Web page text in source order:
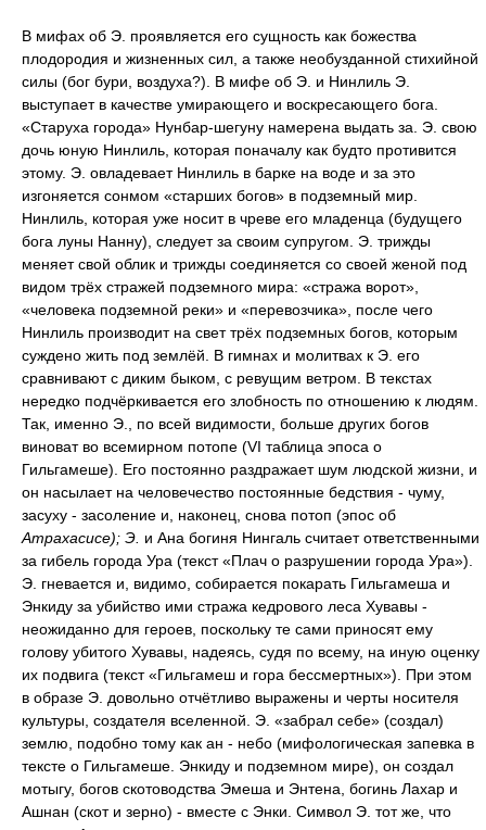
В мифах об Э. проявляется его сущность как божества
плодородия и жизненных сил, а также необузданной стихийной
силы (бог бури, воздуха?). В мифе об Э. и Нинлиль Э.
выступает в качестве умирающего и воскресающего бога.
«Старуха города» Нунбар-шегуну намерена выдать за. Э. свою
дочь юную Нинлиль, которая поначалу как будто противится
этому. Э. овладевает Нинлиль в барке на воде и за это
изгоняется сонмом «старших богов» в подземный мир.
Нинлиль, которая уже носит в чреве его младенца (будущего
бога луны Нанну), следует за своим супругом. Э. трижды
меняет свой облик и трижды соединяется со своей женой под
видом трёх стражей подземного мира: «стража ворот»,
«человека подземной реки» и «перевозчика», после чего
Нинлиль производит на свет трёх подземных богов, которым
суждено жить под землёй. В гимнах и молитвах к Э. его
сравнивают с диким быком, с ревущим ветром. В текстах
нередко подчёркивается его злобность по отношению к людям.
Так, именно Э., по всей видимости, больше других богов
виноват во всемирном потопе (VI таблица эпоса о
Гильгамеше). Его постоянно раздражает шум людской жизни, и
он насылает на человечество постоянные бедствия - чуму,
засуху - засоление и, наконец, снова потоп (эпос об
Атрахасисе); Э. и Ана богиня Нингаль считает ответственными
за гибель города Ура (текст «Плач о разрушении города Ура»).
Э. гневается и, видимо, собирается покарать Гильгамеша и
Энкиду за убийство ими стража кедрового леса Хувавы -
неожиданно для героев, поскольку те сами приносят ему
голову убитого Хувавы, надеясь, судя по всему, на иную оценку
их подвига (текст «Гильгамеш и гора бессмертных»). При этом
в образе Э. довольно отчётливо выражены и черты носителя
культуры, создателя вселенной. Э. «забрал себе» (создал)
землю, подобно тому как ан - небо (мифологическая запевка в
тексте о Гильгамеше. Энкиду и подземном мире), он создал
мотыгу, богов скотоводства Эмеша и Энтена, богинь Лахар и
Ашнан (скот и зерно) - вместе с Энки. Символ Э. тот же, что